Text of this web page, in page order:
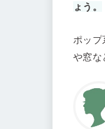
ょう。
ポップ
や窓な